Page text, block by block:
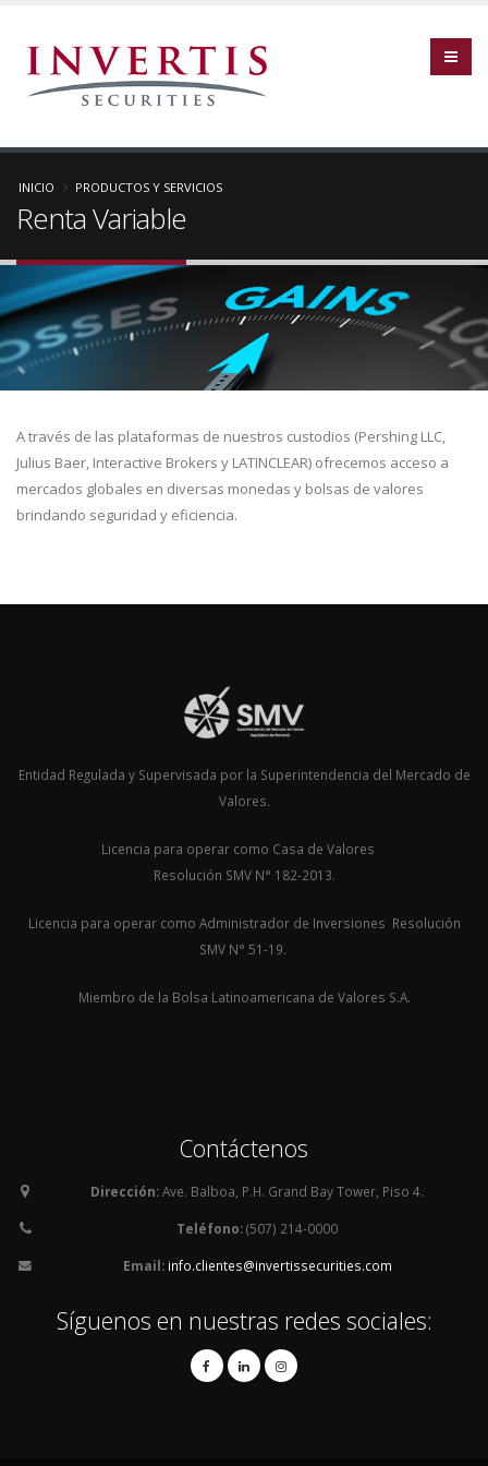
INICIO PRODUCTOS Y SERVICIOS
Renta Variable
A través de las plataformas de nuestros custodios (Pershing LLC,
Julius Baer, Interactive Brokers y LATINCLEAR) ofrecemos acceso a
mercados globales en diversas monedas y bolsas de valores
brindando seguridad y eficiencia.
Entidad Regulada y Supervisada por la Superintendencia del Mercado de
Valores.
Licencia para operar como Casa de Valores
Resolución SMV N° 182-2013.
Licencia para operar como Administrador de Inversiones Resolución
SMV N° 51-19.
Miembro de la Bolsa Latinoamericana de Valores S.A.
Contáctenos
Dirección:Ave. Balboa, P.H. Grand Bay Tower, Piso 4.
Teléfono:(507) 214-0000
Email: info.clientes@invertissecurities.com
Síguenos en nuestras redes sociales: